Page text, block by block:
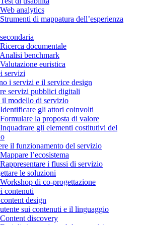
analytics
di mappatura dell’esperienza
documentale
benchmark
euristica
servizi
i servizi e il service design
servizi pubblici digitali
modello di servizio
gli attori coinvolti
la proposta di valore
gli elementi costitutivi del
il funzionamento del servizio
l’ecosistema
i flussi di servizio
le soluzioni
di co-progettazione
contenuti
design
sui contenuti e il linguaggio
discovery